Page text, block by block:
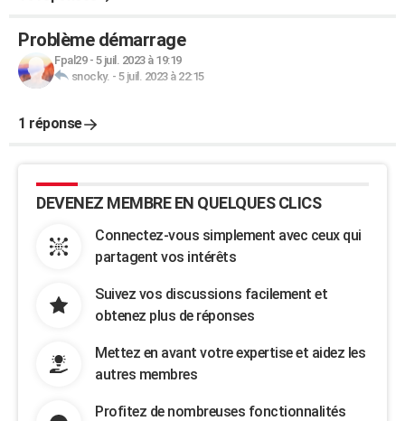
Problème démarrage
Fpal29- 5 juil. 2023 à 19:19
snocky. - 5 juil. 2023 à 22:15
1 réponse
DEVENEZ MEMBRE EN QUELQUES CLICS
Connectez-vous simplement avec ceux qui
partagent vos intérêts
Suivez vos discussions facilement et
obtenez plus de réponses
Mettez en avant votre expertise et aidez les
autres membres
Profitez de nombreuses fonctionnalités